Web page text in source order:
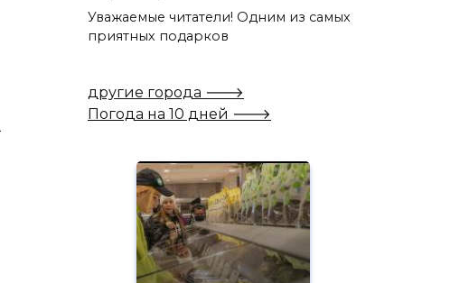
Уважаемые читатели! Одним из самых
приятных подарков
другие города 🡒
Погода на 10 дней 🡒